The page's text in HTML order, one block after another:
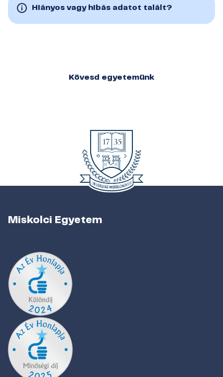
Hiányos vagy hibás adatot talált?
Kövesd egyetemünk
Miskolci Egyetem